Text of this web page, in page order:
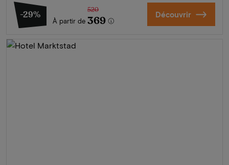
-29%
À partir de
520
369 Découvrir